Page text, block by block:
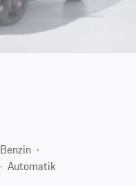
Benzin
Automatik